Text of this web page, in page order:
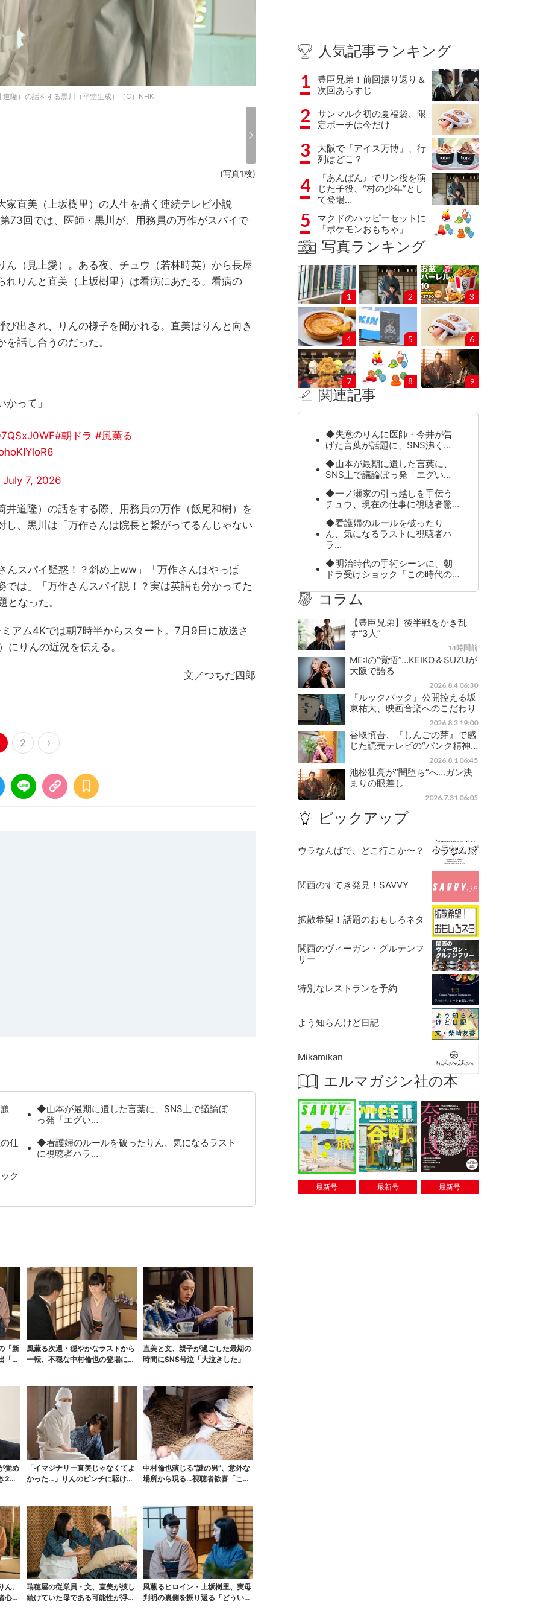
隆）の話をする黒川（平埜生成）（C）NHK
(写真1枚)
直美（上坂樹里）の人生を描く連続テレビ小説
73回では、医師・黒川が、用務員の万作がスパイで
（見上愛）。ある夜、チュウ（若林時英）から長屋
りんと直美（上坂樹里）は看病にあたる。看病の
出され、りんの様子を聞かれる。直美はりんと向き
話し合うのだった。
って」
#朝ドラ #風薫る
July 7, 2026
道隆）の話をする際、用務員の万作（飯尾和樹）を
、黒川は「万作さんは院長と繋がってるんじゃない
んスパイ疑惑！？斜め上ww」「万作さんはやっぱ
は」「万作さんスパイ説！？実は英語も分かってた
なった。
アム4Kでは朝7時半からスタート。7月9日に放送さ
りんの近況を伝える。
文／つちだ四郎
2 ›
◆山本が最期に遺した言葉に、SNS上で議論ぼ
っ発「エグい…
仕
◆看護婦のルールを破ったりん、気になるラスト
に視聴者ハラ…
ク
「新
「グ
風薫る次週・穏やかなラストから
一転、不穏な中村倫也の登場に視
直美と文、親子が過ごした最期の
時間にSNS号泣「大泣きした」
覚め
2つ
「イマジナリー直美じゃなくてよ
かった…」りんのピンチに駆けつ
中村倫也演じる“謎の男”、意外な
場所から現る…視聴者歓喜「こん
、
心配
瑞穂屋の従業員・文、直美が捜し
続けていた母である可能性が浮
風薫るヒロイン・上坂樹里、実母
判明の裏側を振り返る「どういう
人気記事ランキング
1
豊臣兄弟！前回振り返り＆
次回あらすじ
2
サンマルク初の夏福袋、限
定ポーチは今だけ
3
大阪で「アイス万博」、行
列はどこ？
4
『あんぱん』でリン役を演
じた子役、“村の少年”とし
て登場…
5
マクドのハッピーセットに
「ポケモンおもちゃ」
写真ランキング
1 2 3
4 5 6
7 8 9
関連記事
◆失意のりんに医師・今井が告
げた言葉が話題に、SNS沸く…
◆山本が最期に遺した言葉に、
SNS上で議論ぼっ発「エグい…
◆一ノ瀬家の引っ越しを手伝う
チュウ、現在の仕事に視聴者驚…
◆看護婦のルールを破ったり
ん、気になるラストに視聴者ハ
ラ…
◆明治時代の手術シーンに、朝
ドラ受けショック「この時代の…
コラム
【豊臣兄弟】後半戦をかき乱
す“3人”
14時間前
ME:Iの“覚悟”…KEIKO＆SUZUが
大阪で語る
2026.8.4 06:30
『ルックバック』公開控える坂
東祐大、映画音楽へのこだわり
2026.8.3 19:00
香取慎吾、『しんごの芽』で感
じた読売テレビの“パンク精神…
2026.8.1 06:45
池松壮亮が“闇堕ち”へ…ガン決
まりの眼差し
2026.7.31 06:05
ピックアップ
ウラなんばで、どこ行こか〜？
関西のすてき発見！SAVVY
拡散希望！話題のおもしろネタ
関西のヴィーガン・グルテンフ
リー
特別なレストランを予約
よう知らんけど日記
Mikamikan
エルマガジン社の本
最新号 最新号 最新号